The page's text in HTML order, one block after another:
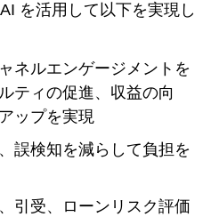
を活用して以下を実現し
ネルエンゲージメントを
ティの促進、収益の向
ップを実現
誤検知を減らして負担を
引受、ローンリスク評価